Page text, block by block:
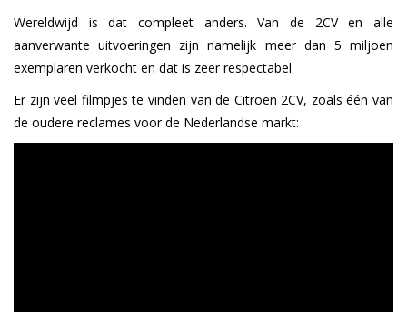
Wereldwijd is dat compleet anders. Van de 2CV en alle
aanverwante uitvoeringen zijn namelijk meer dan 5 miljoen
exemplaren verkocht en dat is zeer respectabel.
Er zijn veel filmpjes te vinden van de Citroën 2CV, zoals één van
de oudere reclames voor de Nederlandse markt: